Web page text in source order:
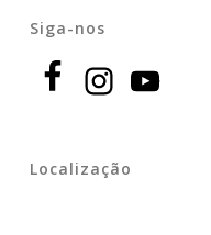
Siga-nos
Localização